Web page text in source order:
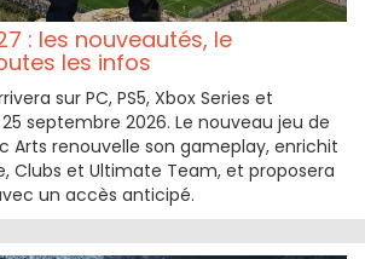
27 : les nouveautés, le
les infos
sur PC, PS5, Xbox Series et
septembre 2026. Le nouveau jeu de
Arts renouvelle son gameplay, enrichit
Clubs et Ultimate Team, et proposera
un accès anticipé.